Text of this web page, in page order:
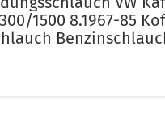
1500 8.1967-85